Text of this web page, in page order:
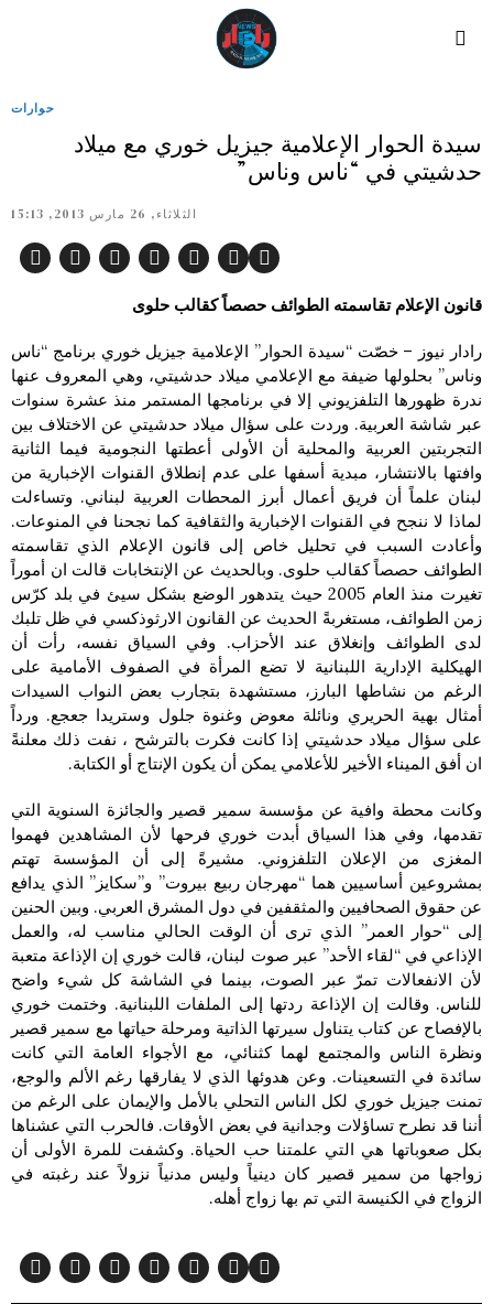
حوارات
سيدة الحوار الإعلامية جيزيل خوري مع ميلاد
حدشيتي في “ناس وناس”
الثلاثاء, 26 مارس 2013, 15:13
قانون الإعلام تقاسمته الطوائف حصصاً كقالب حلوى
رادار نيوز – خصّت “سيدة الحوار” الإعلامية جيزيل خوري برنامج “ناس
وناس” بحلولها ضيفة مع الإعلامي ميلاد حدشيتي، وهي المعروف عنها
ندرة ظهورها التلفزيوني إلا في برنامجها المستمر منذ عشرة سنوات
عبر شاشة العربية. وردت على سؤال ميلاد حدشيتي عن الاختلاف بين
التجربتين العربية والمحلية أن الأولى أعطتها النجومية فيما الثانية
وافتها بالانتشار، مبدية أسفها على عدم إنطلاق القنوات الإخبارية من
لبنان علماً أن فريق أعمال أبرز المحطات العربية لبناني. وتساءلت
لماذا لا ننجح في القنوات الإخبارية والثقافية كما نجحنا في المنوعات.
وأعادت السبب في تحليل خاص إلى قانون الإعلام الذي تقاسمته
الطوائف حصصاً كقالب حلوى. وبالحديث عن الإنتخابات قالت ان أموراً
تغيرت منذ العام 2005 حيث يتدهور الوضع بشكل سيئ في بلد كرّس
زمن الطوائف، مستغربةً الحديث عن القانون الارثوذكسي في ظل تلبك
لدى الطوائف وإنغلاق عند الأحزاب. وفي السياق نفسه، رأت أن
الهيكلية الإدارية اللبنانية لا تضع المرأة في الصفوف الأمامية على
الرغم من نشاطها البارز، مستشهدة بتجارب بعض النواب السيدات
أمثال بهية الحريري ونائلة معوض وغنوة جلول وستريدا جعجع. ورداً
على سؤال ميلاد حدشيتي إذا كانت فكرت بالترشح ، نفت ذلك معلنةً
ان أفق الميناء الأخير للأعلامي يمكن أن يكون الإنتاج أو الكتابة.
وكانت محطة وافية عن مؤسسة سمير قصير والجائزة السنوية التي
تقدمها، وفي هذا السياق أبدت خوري فرحها لأن المشاهدين فهموا
المغزى من الإعلان التلفزوني. مشيرةً إلى أن المؤسسة تهتم
بمشروعين أساسيين هما “مهرجان ربيع بيروت” و”سكايز” الذي يدافع
عن حقوق الصحافيين والمثقفين في دول المشرق العربي. وبين الحنين
إلى “حوار العمر” الذي ترى أن الوقت الحالي مناسب له، والعمل
الإذاعي في “لقاء الأحد” عبر صوت لبنان، قالت خوري إن الإذاعة متعبة
لأن الانفعالات تمرّ عبر الصوت، بينما في الشاشة كل شيء واضح
للناس. وقالت إن الإذاعة ردتها إلى الملفات اللبنانية. وختمت خوري
بالإفصاح عن كتاب يتناول سيرتها الذاتية ومرحلة حياتها مع سمير قصير
ونظرة الناس والمجتمع لهما كثنائي، مع الأجواء العامة التي كانت
سائدة في التسعينات. وعن هدوئها الذي لا يفارقها رغم الألم والوجع،
تمنت جيزيل خوري لكل الناس التحلي بالأمل والإيمان على الرغم من
أننا قد نطرح تساؤلات وجدانية في بعض الأوقات. فالحرب التي عشناها
بكل صعوباتها هي التي علمتنا حب الحياة. وكشفت للمرة الأولى أن
زواجها من سمير قصير كان دينياً وليس مدنياً نزولاً عند رغبته في
الزواج في الكنيسة التي تم بها زواج أهله.